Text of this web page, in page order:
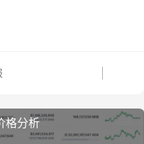
格分析